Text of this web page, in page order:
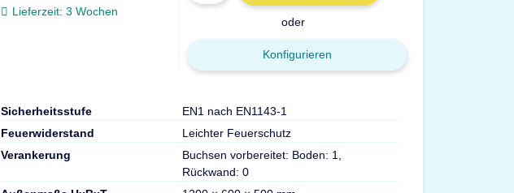
Lieferzeit: 3 Wochen
oder
Konfigurieren
Sicherheitsstufe
EN1 nach EN1143-1
Feuerwiderstand
Leichter Feuerschutz
Verankerung
Buchsen vorbereitet: Boden: 1,
Rückwand: 0